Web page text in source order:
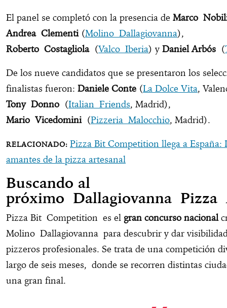
El panel se completó con la presencia de Marco
Andrea Clementi(Molino Dallagiovanna),
Roberto Costagliola (Valco Iberia) y Daniel Arbós (
De los nueve candidatos que se presentaron los
finalistas fueron: Daniele Conte (La Dolce Vita,
Tony Donno (Italian Friends, Madrid),
Mario Vicedomini(Pizzeria Malocchio, Madrid).
Pizza Bit Competition llega a España:
amantes de la pizza artesanal
Buscando al
próximo Dallagiovanna Pizza
Pizza Bit Competition es el gran concurso nacional
Molino Dallagiovanna para descubrir y dar
pizzeros profesionales. Se trata de una competición
largo de seis meses, donde se recorren distintas
una gran final.